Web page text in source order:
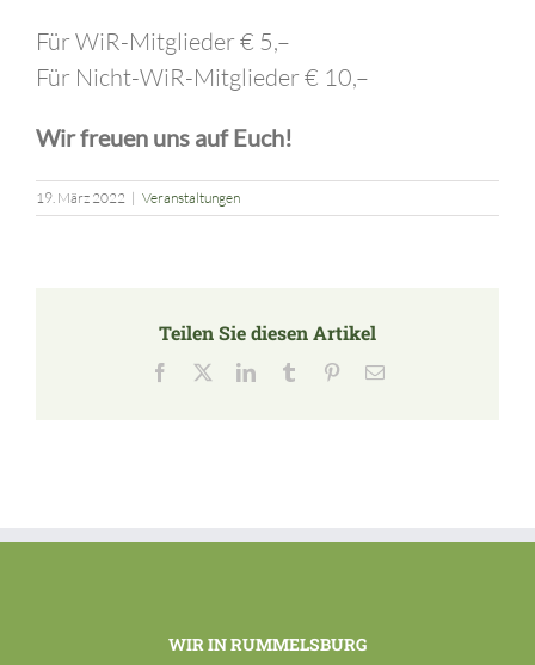
Für WiR-Mitglieder € 5,–
Für Nicht-WiR-Mitglieder € 10,–
Wir freuen uns auf Euch!
19. März 2022 | Veranstaltungen
Teilen Sie diesen Artikel
Facebook LinkedInTumblr Pinterest
E-
WIR IN RUMMELSBURG